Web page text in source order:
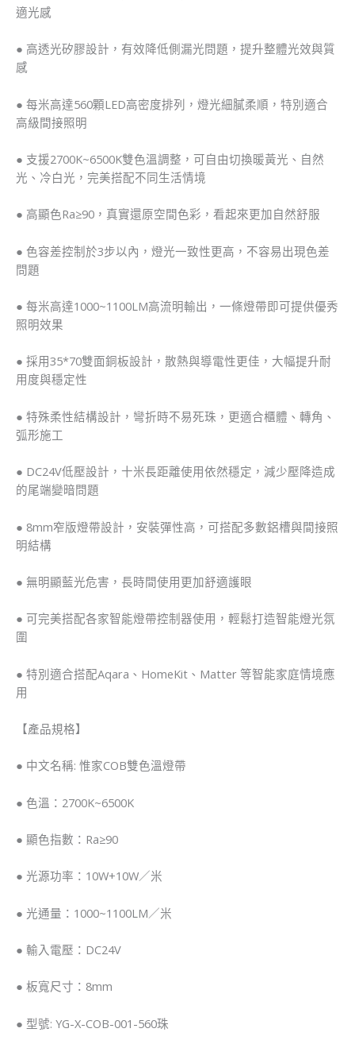
適光感
● 高透光矽膠設計，有效降低側漏光問題，提升整體光效與質
感
● 每米高達560顆LED高密度排列，燈光細膩柔順，特別適合
高級間接照明
● 支援2700K~6500K雙色溫調整，可自由切換暖黃光、自然
光、冷白光，完美搭配不同生活情境
● 高顯色Ra≥90，真實還原空間色彩，看起來更加自然舒服
● 色容差控制於3步以內，燈光一致性更高，不容易出現色差
問題
● 每米高達1000~1100LM高流明輸出，一條燈帶即可提供優秀
照明效果
● 採用35*70雙面銅板設計，散熱與導電性更佳，大幅提升耐
用度與穩定性
● 特殊柔性結構設計，彎折時不易死珠，更適合櫃體、轉角、
弧形施工
● DC24V低壓設計，十米長距離使用依然穩定，減少壓降造成
的尾端變暗問題
● 8mm窄版燈帶設計，安裝彈性高，可搭配多數鋁槽與間接照
明結構
● 無明顯藍光危害，長時間使用更加舒適護眼
● 可完美搭配各家智能燈帶控制器使用，輕鬆打造智能燈光氛
圍
● 特別適合搭配Aqara、HomeKit、Matter 等智能家庭情境應
用
【產品規格】
● 中文名稱: 惟家COB雙色溫燈帶
● 色溫：2700K~6500K
● 顯色指數：Ra≥90
● 光源功率：10W+10W／米
● 光通量：1000~1100LM／米
● 輸入電壓：DC24V
● 板寬尺寸：8mm
● 型號: YG-X-COB-001-560珠